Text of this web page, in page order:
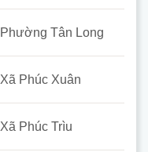
Phường Tân Long
Xã Phúc Xuân
Xã Phúc Trìu